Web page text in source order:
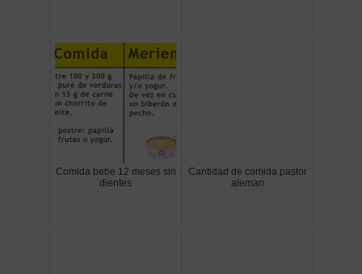
Comida bebe 12 meses sin
dientes
Cantidad de comida pastor
aleman